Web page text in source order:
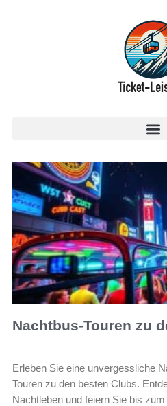
Nachtbus-Touren zu
Erleben Sie eine unvergessliche
Touren zu den besten Clubs.
Nachtleben und feiern Sie bis